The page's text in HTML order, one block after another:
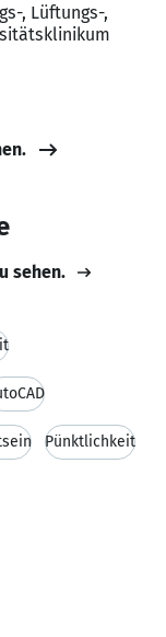
, Lüftungs-,
sehen.
Pünktlichkeit